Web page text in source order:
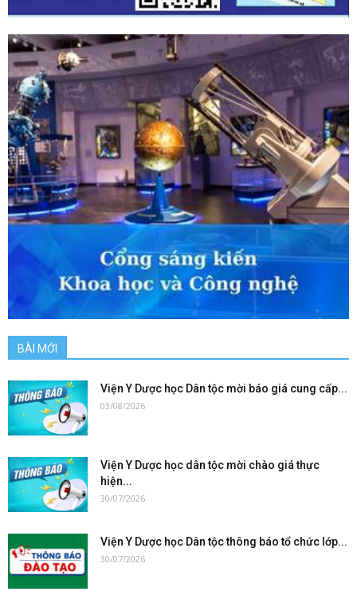
BÀI MỚI
Viện Y Dược học Dân tộc mời báo giá cung cấp...
03/08/2026
Viện Y Dược học dân tộc mời chào giá thực
hiện...
30/07/2026
Viện Y Dược học Dân tộc thông báo tổ chức lớp...
30/07/2026